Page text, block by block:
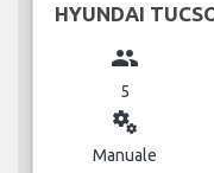
HYUNDAI
group
5
miscellaneous_services
Manuale